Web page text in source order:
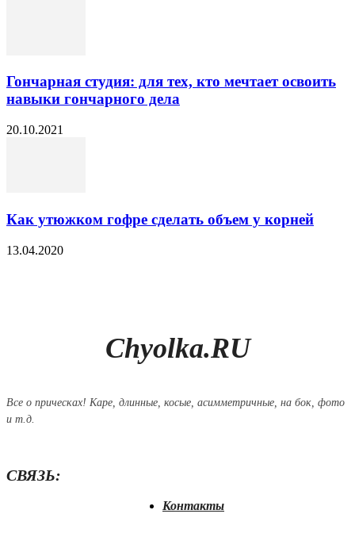
Гончарная студия: для тех, кто мечтает освоить
навыки гончарного дела
20.10.2021
Как утюжком гофре сделать объем у корней
13.04.2020
Chyolka.RU
Все о прическах! Каре, длинные, косые, асимметричные, на бок, фото
и т.д.
СВЯЗЬ:
Контакты